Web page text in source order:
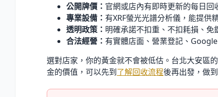
公開牌價： 官網或店內有即時更新的每日
專業設備： 有XRF螢光光譜分析儀，能提供
透明政策： 明確承諾不扣重、不扣耗損、免
合法經營： 有實體店面、營業登記、
選對店家，你的黃金就不會被低估。台北大安區的
金的價值，可以先到了解回收流程後再出發，做